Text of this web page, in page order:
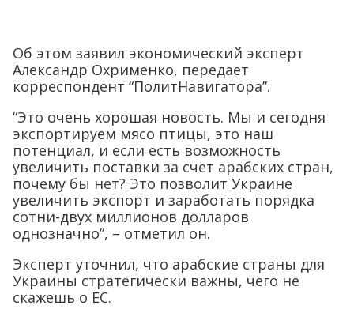
Об этом заявил экономический эксперт
Александр Охрименко, передает
корреспондент “ПолитНавигатора”.
“Это очень хорошая новость. Мы и сегодня
экспортируем мясо птицы, это наш
потенциал, и если есть возможность
увеличить поставки за счет арабских стран,
почему бы нет? Это позволит Украине
увеличить экспорт и заработать порядка
сотни-двух миллионов долларов
однозначно”, – отметил он.
Эксперт уточнил, что арабские страны для
Украины стратегически важны, чего не
скажешь о ЕС.